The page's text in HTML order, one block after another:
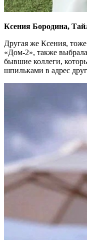
Ксения Бородина,
Другая же Ксения,
«Дом-2», также
бывшие коллеги,
шпильками в адрес